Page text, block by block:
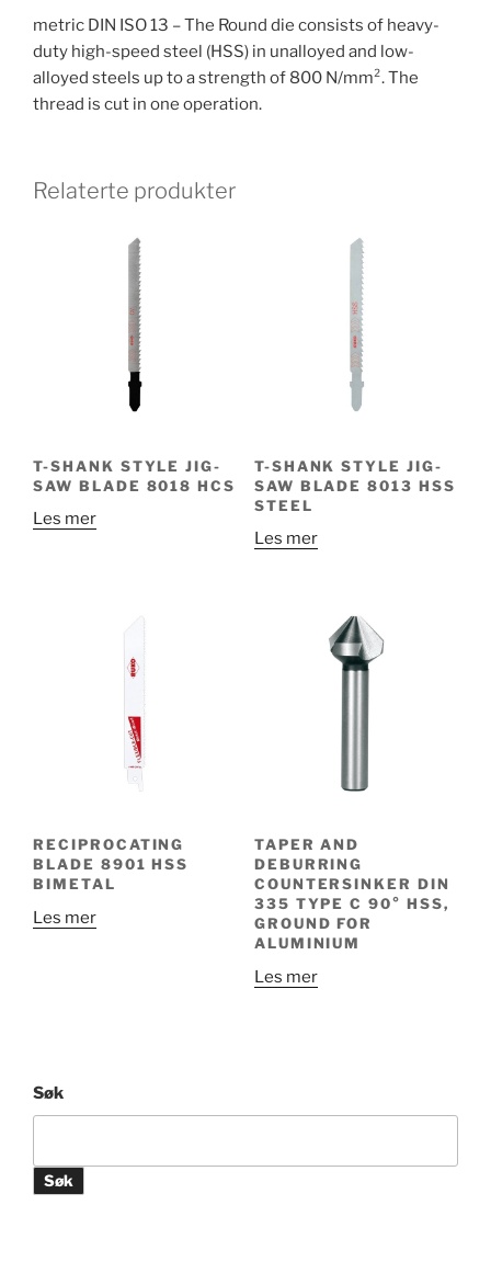
metric DIN ISO 13 – The Round die consists of heavy-
duty high-speed steel (HSS) in unalloyed and low-
alloyed steels up to a strength of 800 N/mm². The
thread is cut in one operation.
Relaterte produkter
T-SHANK STYLE JIG-
SAW BLADE 8018 HCS
Les mer
T-SHANK STYLE JIG-
SAW BLADE 8013 HSS
STEEL
Les mer
RECIPROCATING
BLADE 8901 HSS
BIMETAL
Les mer
TAPER AND
DEBURRING
COUNTERSINKER DIN
335 TYPE C 90° HSS,
GROUND FOR
ALUMINIUM
Les mer
Søk
Søk